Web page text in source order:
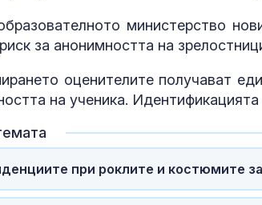
министерство
за анонимността на
оценителите получават
на ученика.
при роклите и костюмите